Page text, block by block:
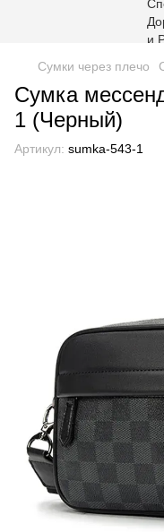
Сумки через плечо
Сумка
1 (Черный)
Артикул: sumka-543-1